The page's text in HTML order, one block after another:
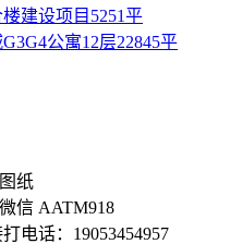
建设项目5251平
公寓12层22845平
纸
信 AATM918
电话：19053454957